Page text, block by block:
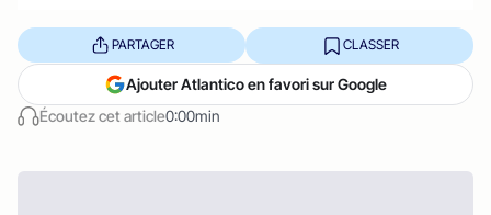
Écoutez cet article0:00min
PARTAGER CLASSER
Ajouter Atlantico en favori sur Google